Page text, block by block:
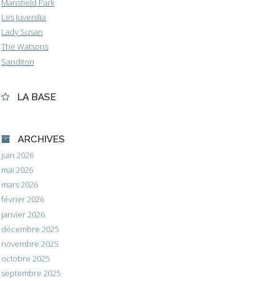
Mansfield Park
Les Juvenilia
Lady Susan
The Watsons
Sanditon
LA BASE
ARCHIVES
juin 2026
mai 2026
mars 2026
février 2026
janvier 2026
décembre 2025
novembre 2025
octobre 2025
septembre 2025